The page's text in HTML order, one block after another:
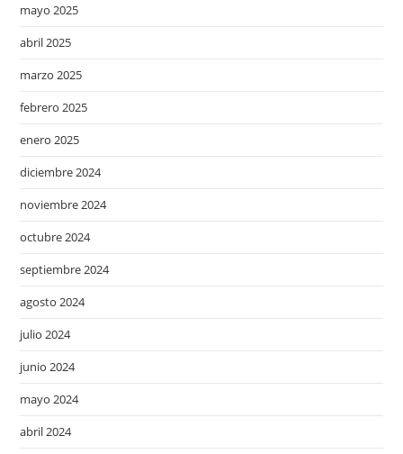
mayo 2025
abril 2025
marzo 2025
febrero 2025
enero 2025
diciembre 2024
noviembre 2024
octubre 2024
septiembre 2024
agosto 2024
julio 2024
junio 2024
mayo 2024
abril 2024